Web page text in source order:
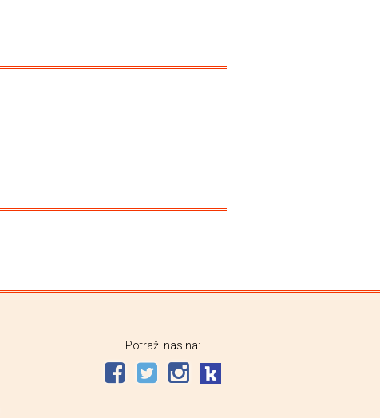
Potraži nas na: